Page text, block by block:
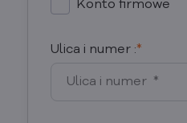
Konto firmowe
Ulica i numer :*